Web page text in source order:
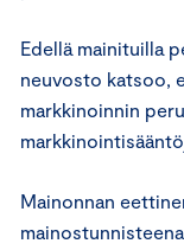
Edellä mainituilla
neuvosto katsoo,
markkinoinnin
Mainonnan